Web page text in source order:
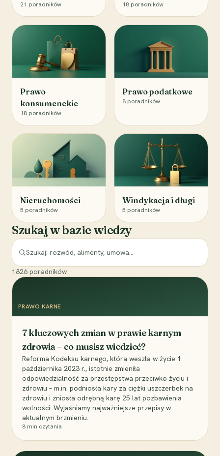
21 poradników 18 poradników
Prawo
konsumenckie
18 poradników
Prawo podatkowe
8 poradników
Nieruchomości
5 poradników
Windykacja i długi
5 poradników
Szukaj w bazie wiedzy
1826 poradników
PRAWO KARNE
7 kluczowych zmian w prawie karnym
zdrowia – co musisz wiedzieć?
Reforma Kodeksu karnego, która weszła w życie 1
października 2023 r., istotnie zmieniła
odpowiedzialność za przestępstwa przeciwko życiu i
zdrowiu – m.in. podniosła kary za ciężki uszczerbek na
zdrowiu i zniosła odrębną karę 25 lat pozbawienia
wolności. Wyjaśniamy najważniejsze przepisy w
aktualnym brzmieniu.
8 min czytania